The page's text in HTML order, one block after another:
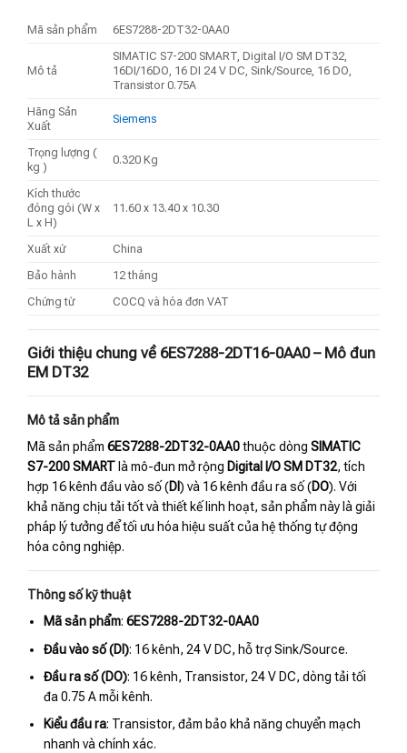
Mã sản phẩm 6ES7288-2DT32-0AA0
Mô tả
SIMATIC S7-200 SMART, Digital I/O SM DT32,
16DI/16DO, 16 DI 24 V DC, Sink/Source, 16 DO,
Transistor 0.75A
Hãng Sản
Xuất
Siemens
Trọng lượng (
kg )
0.320 Kg
Kích thước
đóng gói (W x
L x H)
11.60 x 13.40 x 10.30
Xuất xứ
China
Bảo hành
12 tháng
Chứng từ
COCQ và hóa đơn VAT
Giới thiệu chung về 6ES7288-2DT16-0AA0 – Mô đun
EM DT32
Mô tả sản phẩm
Mã sản phẩm 6ES7288-2DT32-0AA0thuộc dòng SIMATIC
S7-200 SMART là mô-đun mở rộng Digital I/O SM DT32, tích
hợp 16 kênh đầu vào số (DI) và 16 kênh đầu ra số (DO). Với
khả năng chịu tải tốt và thiết kế linh hoạt, sản phẩm này là giải
pháp lý tưởng để tối ưu hóa hiệu suất của hệ thống tự động
hóa công nghiệp.
Thông số kỹ thuật
Mã sản phẩm:6ES7288-2DT32-0AA0
Đầu vào số (DI): 16 kênh, 24 V DC, hỗ trợ Sink/Source.
Đầu ra số (DO): 16 kênh, Transistor, 24 V DC, dòng tải tối
đa 0.75 A mỗi kênh.
Kiểu đầu ra: Transistor, đảm bảo khả năng chuyển mạch
nhanh và chính xác.